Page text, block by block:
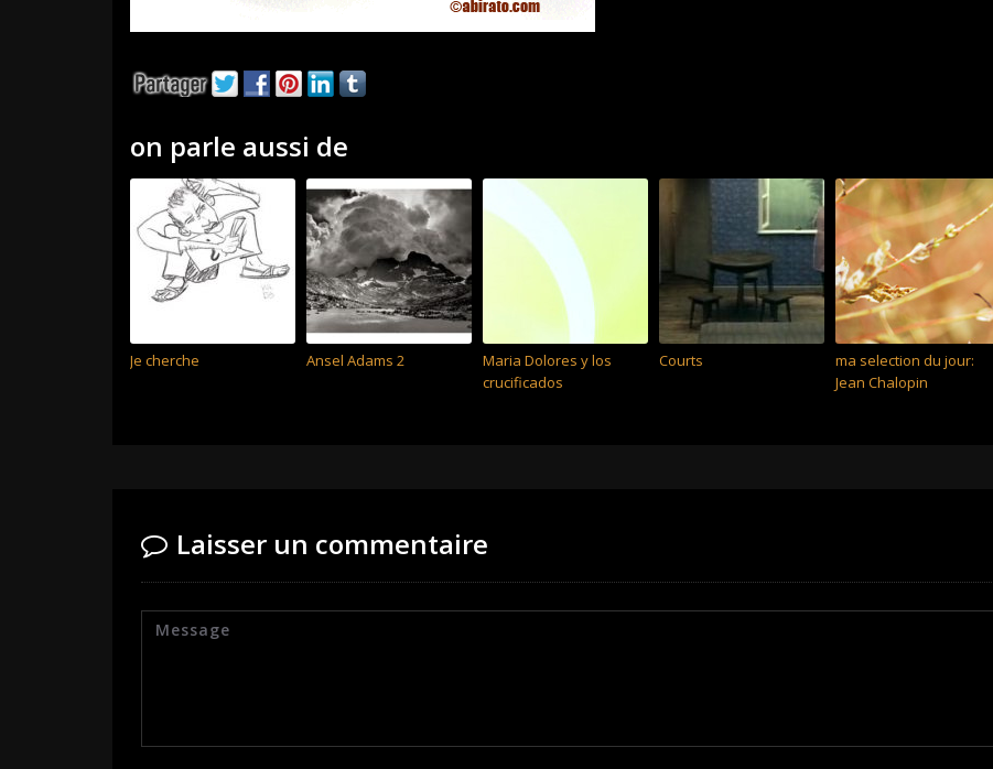
on parle aussi de
Je cherche Ansel Adams 2
Maria Dolores y los
crucificados
Courts
ma selection du jour:
Jean Chalopin
Laisser un commentaire